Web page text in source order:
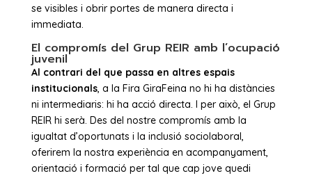
se visibles i obrir portes de manera directa i
immediata.
El compromís del Grup REIR amb l’ocupació
juvenil
Al contrari del que passa en altres espais
institucionals, a la Fira GiraFeina no hi ha distàncies
ni intermediaris: hi ha acció directa. I per això, el Grup
REIR hi serà. Des del nostre compromís amb la
igualtat d’oportunats i la inclusió sociolaboral,
oferirem la nostra experiència en acompanyament,
orientació i formació per tal que cap jove quedi